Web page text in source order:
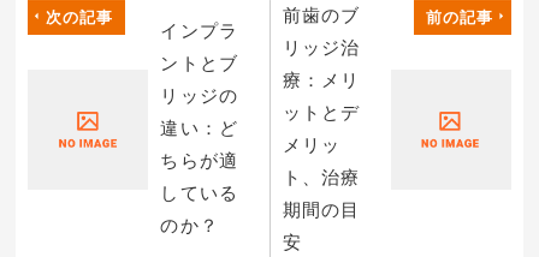
次の記事
インプラ
ントとブ
リッジの
違い：ど
ちらが適
している
のか？
前歯のブ
リッジ治
療：メリ
ットとデ
メリッ
ト、治療
期間の目
安
前の記事